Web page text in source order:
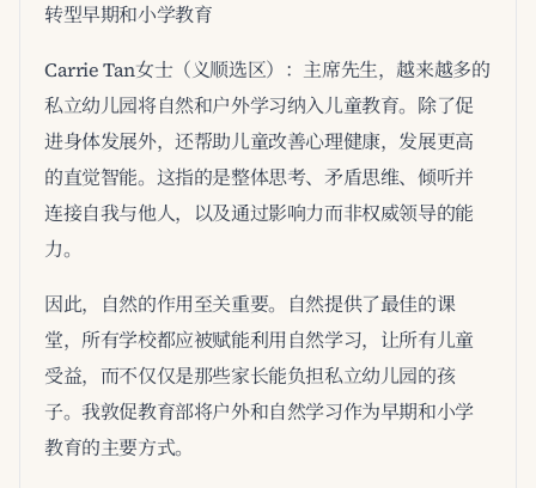
转型早期和小学教育
Carrie Tan女士（义顺选区）：主席先生，越来越多的
私立幼儿园将自然和户外学习纳入儿童教育。除了促
进身体发展外，还帮助儿童改善心理健康，发展更高
的直觉智能。这指的是整体思考、矛盾思维、倾听并
连接自我与他人，以及通过影响力而非权威领导的能
力。
因此，自然的作用至关重要。自然提供了最佳的课
堂，所有学校都应被赋能利用自然学习，让所有儿童
受益，而不仅仅是那些家长能负担私立幼儿园的孩
子。我敦促教育部将户外和自然学习作为早期和小学
教育的主要方式。